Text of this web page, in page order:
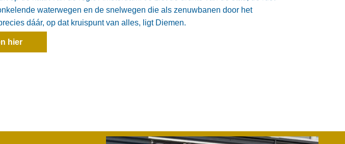
waterwegen en de snelwegen die als zenuwbanen door het
dáár, op dat kruispunt van alles, ligt Diemen.
hier